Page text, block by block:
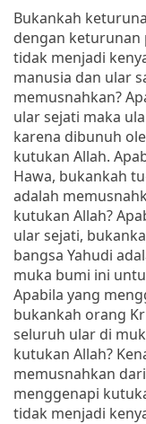
Bukankah
dengan keturunan
tidak menjadi
manusia dan ular
memusnahkan?
ular sejati maka
karena dibunuh
kutukan Allah.
Hawa, bukankah
adalah
kutukan Allah?
ular sejati,
bangsa Yahudi
muka bumi ini
Apabila yang
bukankah orang
seluruh ular di
kutukan Allah?
memusnahkan
menggenapi
tidak menjadi